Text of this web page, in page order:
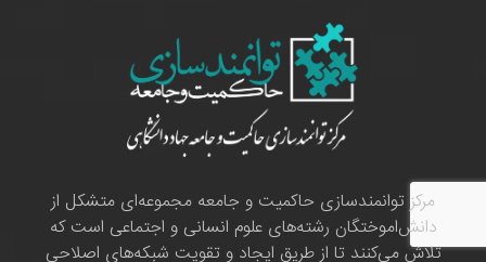
مرکز توانمندسازی حاکمیت و جامعه مجموعه‌ای متشکل از
دانش‌اموختگان رشته‌های علوم انسانی و اجتماعی است که
تلاش می‌کنند تا از طریق ایجاد و تقویت شبکه‌های اصلاحی